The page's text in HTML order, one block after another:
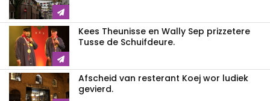
Kees Theunisse en Wally Sep prizzetere
Tusse de Schuifdeure.
Afscheid van resterant Koej wor ludiek
gevierd.